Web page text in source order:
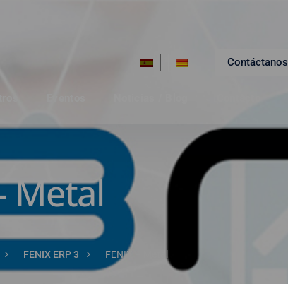
Contáctanos
Metal
FENIX ERP 3 FENIX – Metal